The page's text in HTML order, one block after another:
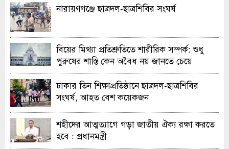
নারায়ণগঞ্জে ছাত্রদল-ছাত্রশিবির সংঘর্ষ
বিয়ের মিথ্যা প্রতিশ্রুতিতে শারীরিক সম্পর্ক: শুধু
পুরুষের শাস্তি কেন অবৈধ নয় জানতে চেয়ে
হাইকোর্টের রুল
ঢাকার তিন শিক্ষাপ্রতিষ্ঠানে ছাত্রদল-ছাত্রশিবির
সংঘর্ষ, আহত বেশ কয়েকজন
শহীদের আত্মত্যাগে গড়া জাতীয় ঐক্য রক্ষা করতে
হবে : প্রধানমন্ত্রী